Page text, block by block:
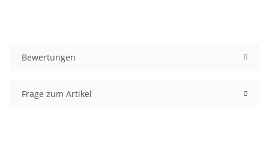
Bewertungen
Frage zum Artikel